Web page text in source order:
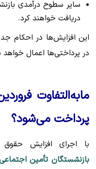
سایر سطوح درآمدی
دریافت خواهند کرد.
این افزایش‌ها در احکام
در پرداختی‌ها اعمال
مابه‌التفاوت
پرداخت می‌شود؟
با اجرای افزایش
بازنشستگان تأمین